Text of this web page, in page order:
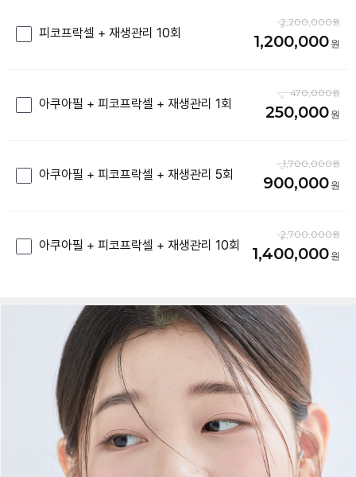
피코프락셀 + 재생관리 10회
2,200,000
1,200,000
아쿠아필 + 피코프락셀 + 재생관리 1회
470,000
250,000
아쿠아필 + 피코프락셀 + 재생관리 5회
1,700,000
900,000
아쿠아필 + 피코프락셀 + 재생관리 10회
2,700,000
1,400,000